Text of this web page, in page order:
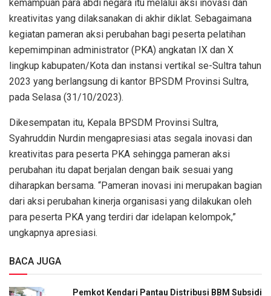
kemampuan para abdi negara itu melalui aksi inovasi dan
kreativitas yang dilaksanakan di akhir diklat. Sebagaimana
kegiatan pameran aksi perubahan bagi peserta pelatihan
kepemimpinan administrator (PKA) angkatan IX dan X
lingkup kabupaten/Kota dan instansi vertikal se-Sultra tahun
2023 yang berlangsung di kantor BPSDM Provinsi Sultra,
pada Selasa (31/10/2023).
Dikesempatan itu, Kepala BPSDM Provinsi Sultra,
Syahruddin Nurdin mengapresiasi atas segala inovasi dan
kreativitas para peserta PKA sehingga pameran aksi
perubahan itu dapat berjalan dengan baik sesuai yang
diharapkan bersama. “Pameran inovasi ini merupakan bagian
dari aksi perubahan kinerja organisasi yang dilakukan oleh
para peserta PKA yang terdiri dar idelapan kelompok,”
ungkapnya apresiasi.
BACA JUGA
Pemkot Kendari Pantau Distribusi BBM Subsidi